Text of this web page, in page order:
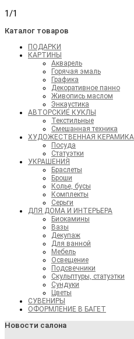
1/1
Каталог товаров
ПОДАРКИ
КАРТИНЫ
Акварель
Горячая эмаль
Графика
Декоративное панно
Живопись маслом
Энкаустика
АВТОРСКИЕ КУКЛЫ
Текстильные
Смешанная техника
ХУДОЖЕСТВЕННАЯ КЕРАМИКА
Посуда
Статуэтки
УКРАШЕНИЯ
Браслеты
Броши
Колье, бусы
Комплекты
Серьги
ДЛЯ ДОМА И ИНТЕРЬЕРА
Биокамины
Вазы
Декупаж
Для ванной
Мебель
Освещение
Подсвечники
Скульптуры, статуэтки
Сундуки
Цветы
СУВЕНИРЫ
ОФОРМЛЕНИЕ В БАГЕТ
Новости салона